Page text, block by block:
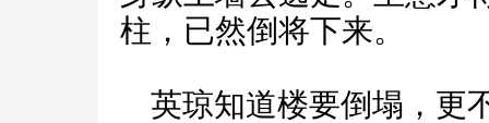
柱，已然倒将下来。
英琼知道楼要倒塌，更